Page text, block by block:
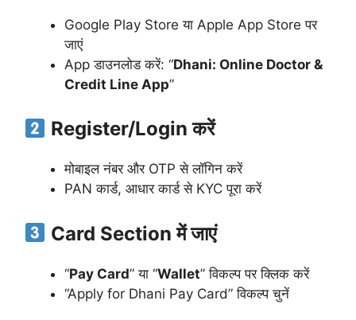
Google Play Store या Apple App Store पर
जाएं
App डाउनलोड करें: “Dhani: Online Doctor &
Credit Line App”
Register/Login करें
मोबाइल नंबर और OTP से लॉगिन करें
PAN कार्ड, आधार कार्ड से KYC पूरा करें
Card Section में जाएं
“Pay Card” या “Wallet” विकल्प पर क्लिक करें
“Apply for Dhani Pay Card” विकल्प चुनें